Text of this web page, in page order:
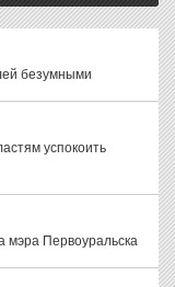
безумными
успокоить
мэра Первоуральска